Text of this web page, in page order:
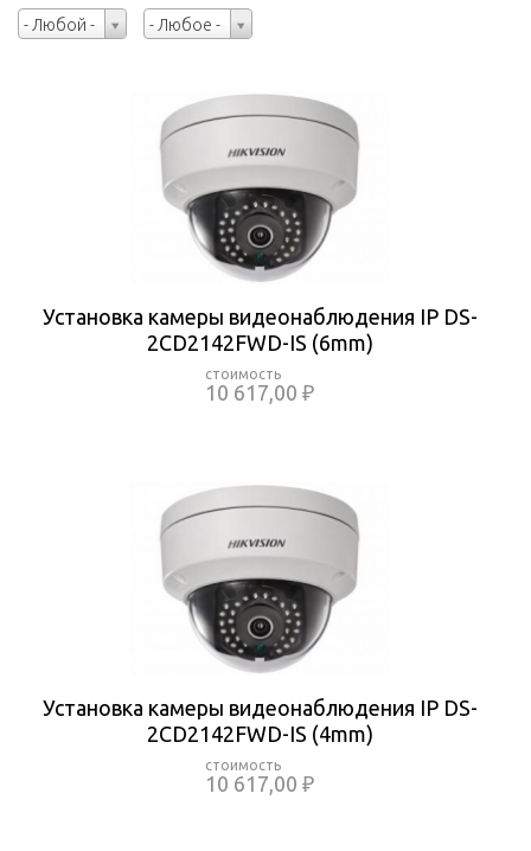
- Любой -
Тип
камеры
- Любое -
Кол-
во
Установка камеры видеонаблюдения IP DS-
2CD2142FWD-IS (6mm)
10 617,00 ₽
Установка камеры видеонаблюдения IP DS-
2CD2142FWD-IS (4mm)
10 617,00 ₽